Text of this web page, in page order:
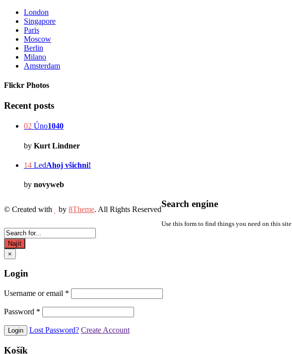
London
Singapore
Paris
Moscow
Berlin
Milano
Amsterdam
Flickr Photos
Recent posts
02 Úno1040
by Kurt Lindner
14 LedAhoj všichni!
by novyweb
© Created with by 8Theme. All Rights Reserved
Search engine
Use this form to find things you need on this site
Najít
×
Login
Username or email *
Password *
Lost Password? Create Account
Košík